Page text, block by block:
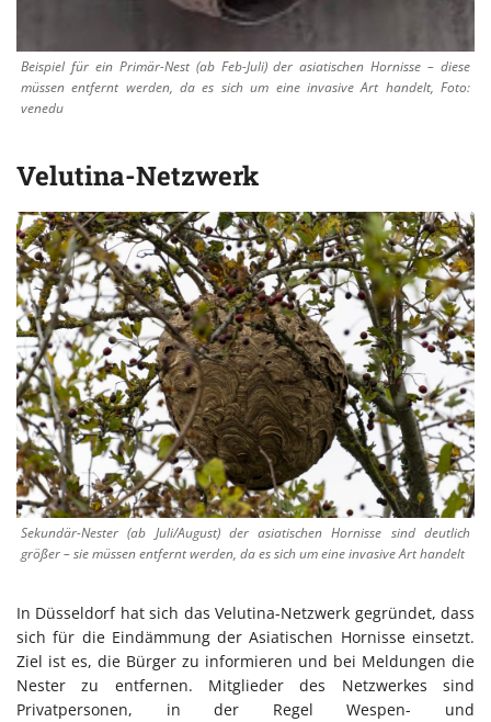
Beispiel für ein Primär-Nest (ab Feb-Juli) der asiatischen Hornisse – diese
müssen entfernt werden, da es sich um eine invasive Art handelt, Foto:
venedu
Velutina-Netzwerk
Sekundär-Nester (ab Juli/August) der asiatischen Hornisse sind deutlich
größer – sie müssen entfernt werden, da es sich um eine invasive Art handelt
In Düsseldorf hat sich das Velutina-Netzwerk gegründet, dass
sich für die Eindämmung der Asiatischen Hornisse einsetzt.
Ziel ist es, die Bürger zu informieren und bei Meldungen die
Nester zu entfernen. Mitglieder des Netzwerkes sind
Privatpersonen, in der Regel Wespen- und